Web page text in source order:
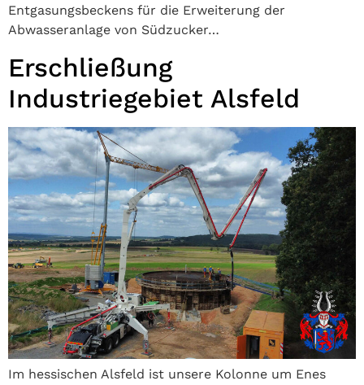
Entgasungsbeckens für die Erweiterung der
Abwasseranlage von Südzucker…
Erschließung
Industriegebiet Alsfeld
Im hessischen Alsfeld ist unsere Kolonne um Enes